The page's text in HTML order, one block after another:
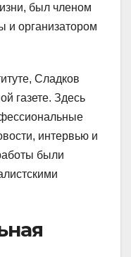
был членом
и организатором
Сладков
газете. Здесь
интервью и
были